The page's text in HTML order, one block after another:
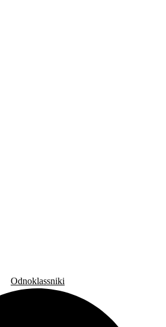
Odnoklassniki